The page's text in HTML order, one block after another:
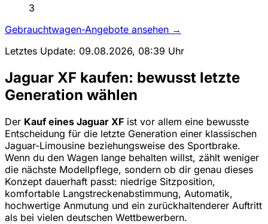
3
Gebrauchtwagen-Angebote ansehen →
Letztes Update: 09.08.2026, 08:39 Uhr
Jaguar XF kaufen: bewusst letzte
Generation wählen
Der Kauf eines Jaguar XF ist vor allem eine bewusste
Entscheidung für die letzte Generation einer klassischen
Jaguar-Limousine beziehungsweise des Sportbrake.
Wenn du den Wagen lange behalten willst, zählt weniger
die nächste Modellpflege, sondern ob dir genau dieses
Konzept dauerhaft passt: niedrige Sitzposition,
komfortable Langstreckenabstimmung, Automatik,
hochwertige Anmutung und ein zurückhaltenderer Auftritt
als bei vielen deutschen Wettbewerbern.